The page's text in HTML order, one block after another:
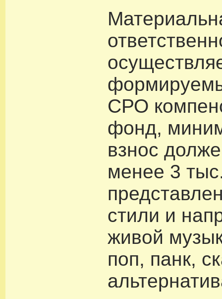
СРО
фонд,
взнос
менее 3
стили и
живой
поп, панк,